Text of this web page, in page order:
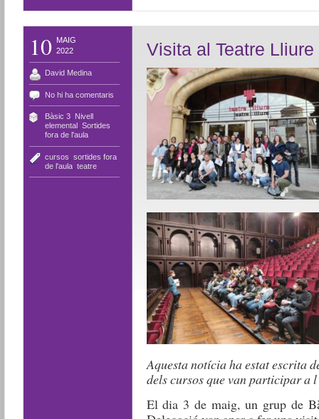
10
MAIG
2022
David Medina
No hi ha comentaris
Bàsic 3, Nivell
elemental
Sortides
fora de l'aula
cursos sortides fora
de l'aula, teatre
Visita al Teatre Lliure
Aquesta notícia ha estat escrita
dels cursos que van participar a
El dia 3 de maig, un grup de